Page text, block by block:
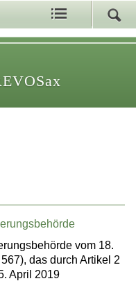
vom 18.
das durch Artikel 2
April 2019